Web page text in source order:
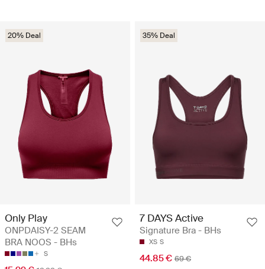
20% Deal
Only Play
ONPDAISY-2 SEAM
BRA NOOS - BHs
S
35% Deal
7 DAYS Active
Signature Bra - BHs
XS S
44.85 € 69 €